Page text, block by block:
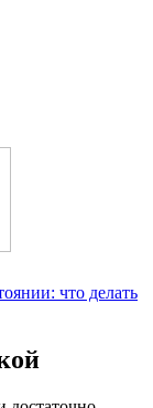
что делать